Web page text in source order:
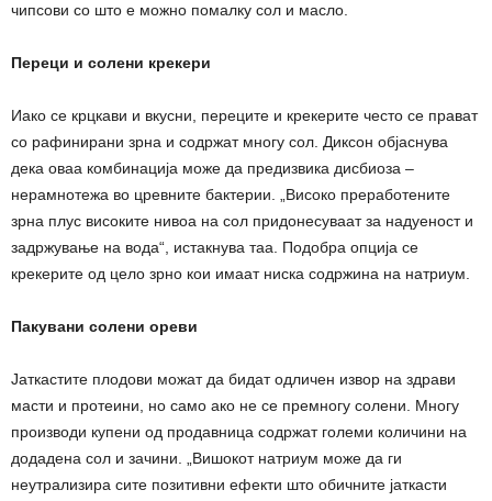
чипсови со што е можно помалку сол и масло.
Переци и солени крекери
Иако се крцкави и вкусни, переците и крекерите често се прават
со рафинирани зрна и содржат многу сол. Диксон објаснува
дека оваа комбинација може да предизвика дисбиоза –
нерамнотежа во цревните бактерии. „Високо преработените
зрна плус високите нивоа на сол придонесуваат за надуеност и
задржување на вода“, истакнува таа. Подобра опција се
крекерите од цело зрно кои имаат ниска содржина на натриум.
Пакувани солени ореви
Јаткастите плодови можат да бидат одличен извор на здрави
масти и протеини, но само ако не се премногу солени. Многу
производи купени од продавница содржат големи количини на
додадена сол и зачини. „Вишокот натриум може да ги
неутрализира сите позитивни ефекти што обичните јаткасти